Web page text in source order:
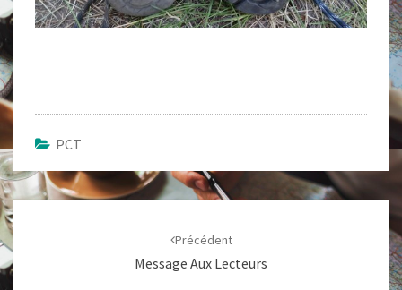
PCT
Navigation
d'article
Précédent
Message Aux Lecteurs